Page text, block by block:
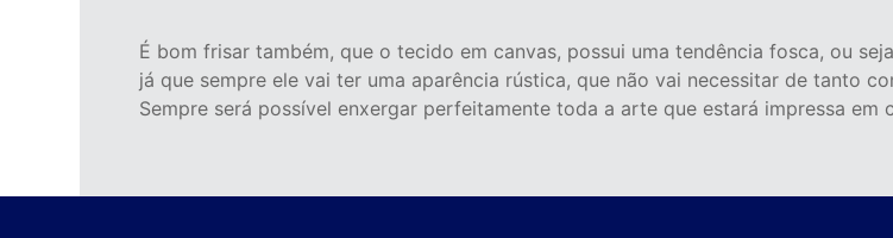
É bom frisar também, que o tecido em canvas, possui uma tendência fosca, ou
já que sempre ele vai ter uma aparência rústica, que não vai necessitar de tanto
Sempre será possível enxergar perfeitamente toda a arte que estará impressa em